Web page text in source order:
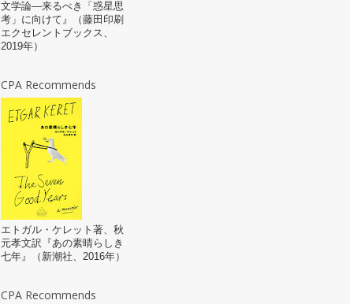
文学論—来るべき「惑星思
考」に向けて』（藤田印刷
エクセレントブックス、
2019年）
CPA Recommends
エトガル・ケレット著、秋
元孝文訳『あの素晴らしき
七年』（新潮社、2016年）
CPA Recommends